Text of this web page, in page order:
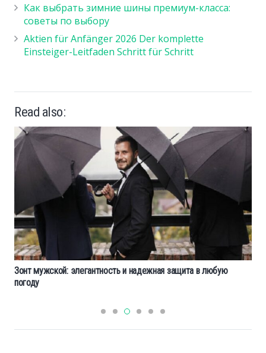
Как выбрать зимние шины премиум-класса:
советы по выбору
Aktien für Anfänger 2026 Der komplette
Einsteiger-Leitfaden Schritt für Schritt
Read also:
Зонт мужской: элегантность и надежная защита в любую
погоду